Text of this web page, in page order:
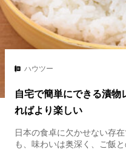
ハウツー
自宅で簡単にできる漬
ればより楽しい
日本の食卓に欠かせない存
も、味わいは奥深く、ご飯